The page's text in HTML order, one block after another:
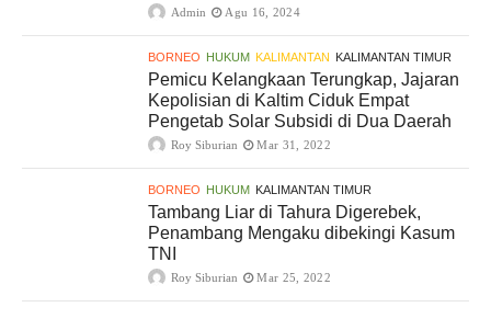
Admin Agu 16, 2024
BORNEO HUKUM KALIMANTAN KALIMANTAN TIMUR
Pemicu Kelangkaan Terungkap, Jajaran
Kepolisian di Kaltim Ciduk Empat
Pengetab Solar Subsidi di Dua Daerah
Roy Siburian Mar 31, 2022
BORNEO HUKUM KALIMANTAN TIMUR
Tambang Liar di Tahura Digerebek,
Penambang Mengaku dibekingi Kasum
TNI
Roy Siburian Mar 25, 2022